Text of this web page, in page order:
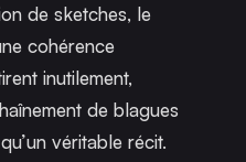
de sketches, le
cohérence
inutilement,
de blagues
véritable récit.